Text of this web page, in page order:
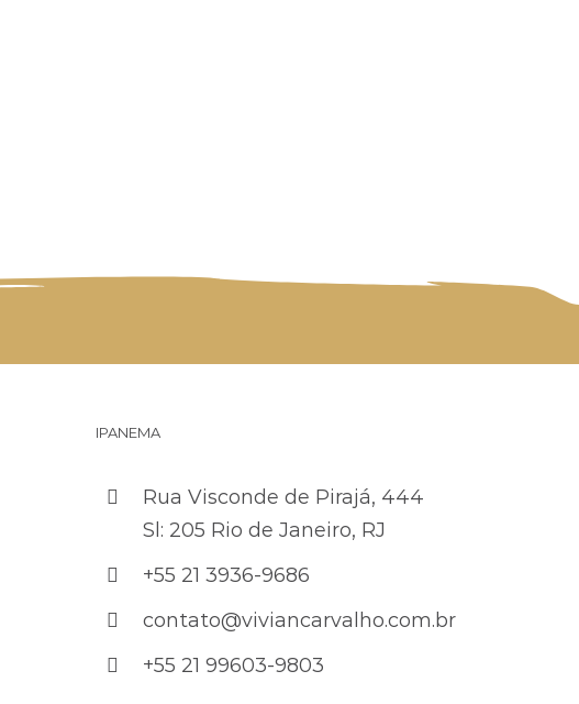
IPANEMA
Rua Visconde de Pirajá, 444
Sl: 205 Rio de Janeiro, RJ
+55 21 3936-9686
contato@viviancarvalho.com.br
+55 21 99603-9803